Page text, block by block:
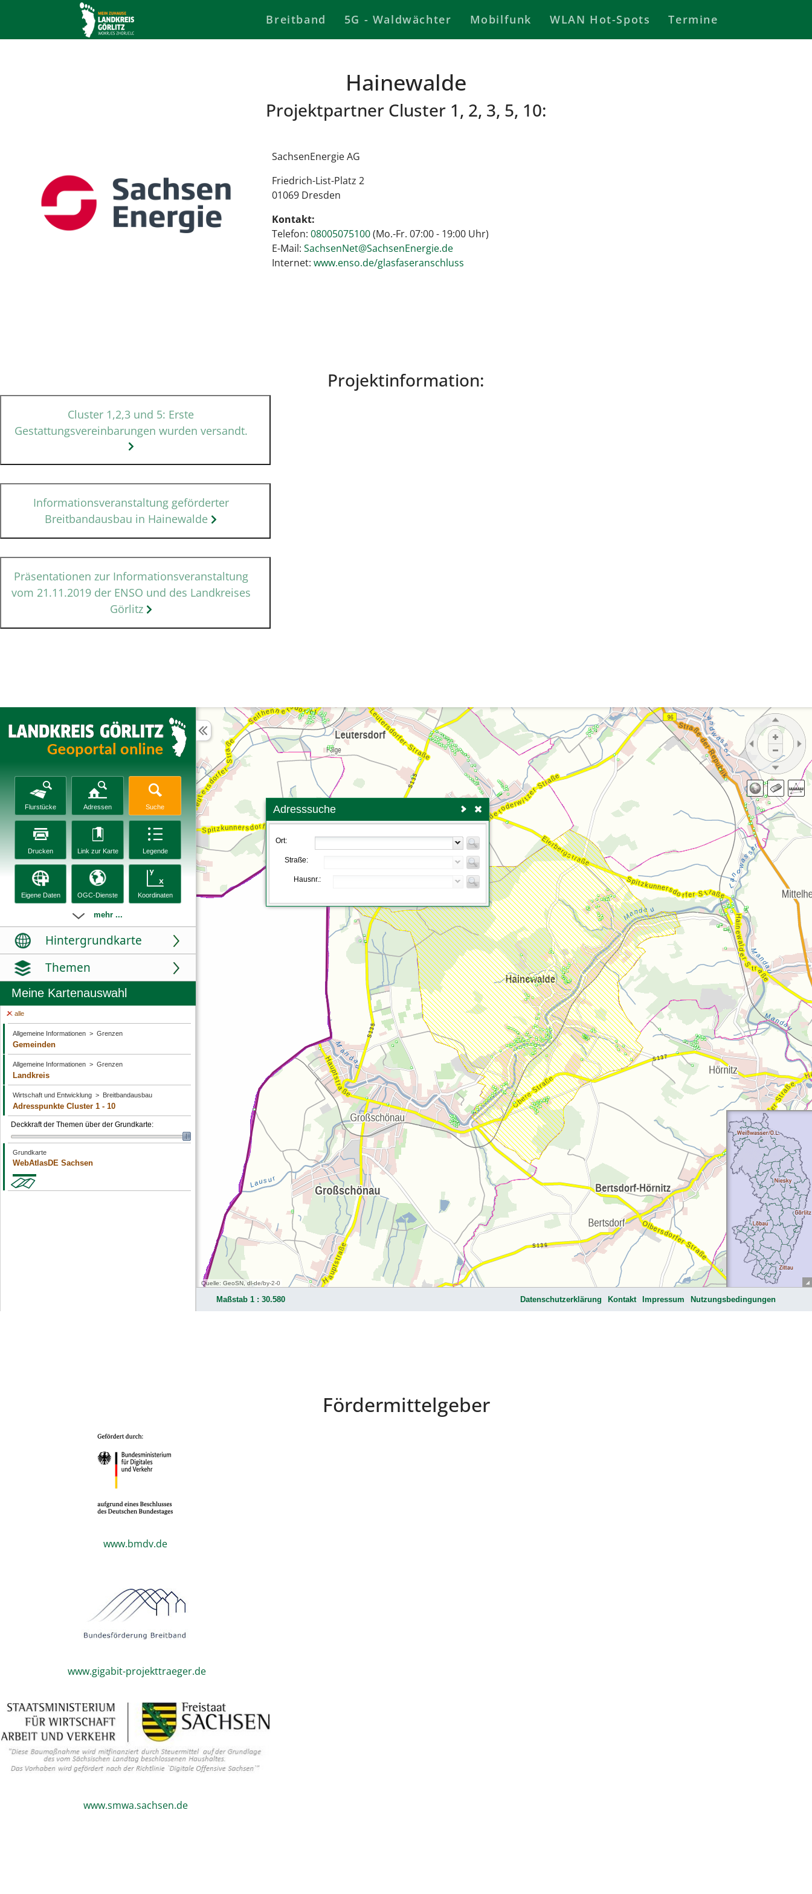
Breitband 5G - Waldwächter Mobilfunk WLAN Hot-Spots Termine
Hainewalde
Projektpartner Cluster 1, 2, 3, 5, 10:
SachsenEnergie AG
Friedrich-List-Platz 2
01069 Dresden
Kontakt:
Telefon: 08005075100(Mo.-Fr. 07:00 - 19:00 Uhr)
E-Mail: SachsenNet@SachsenEnergie.de
Internet: www.enso.de/glasfaseranschluss
Projektinformation:
Cluster 1,2,3 und 5: Erste
Informationsveranstaltung geförderter
Breitbandausbau in Hainewalde
Präsentationen zur Informationsveranstaltung
vom 21.11.2019 der ENSO und des Landkreises
Görlitz
Fördermittelgeber
www.bmdv.de
www.gigabit-projekttraeger.de
www.smwa.sachsen.de